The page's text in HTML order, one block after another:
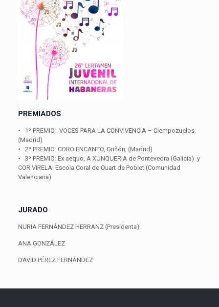
PREMIADOS
• 1º PREMIO: VOCES PARA LA CONVIVENCIA – Ciempozuelos
(Madrid)
• 2º PREMIO: CORO ENCANTO, Griñón, (Madrid)
• 3º PREMIO: Ex aequo, A XUNQUERIA de Pontevedra (Galicia) y
COR VIRELAI Escola Coral de Quart de Poblet (Comunidad
Valenciana)
JURADO
NURIA FERNÁNDEZ HERRANZ (Presidenta)
ANA GONZÁLEZ
DAVID PÉREZ FERNÁNDEZ